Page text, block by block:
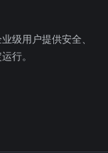
级用户提供安全、
行。